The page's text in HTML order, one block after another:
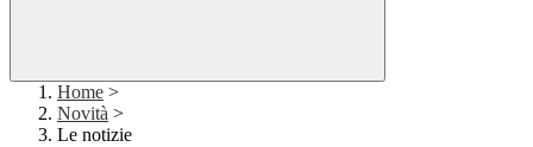
Home >
Novità >
Le notizie